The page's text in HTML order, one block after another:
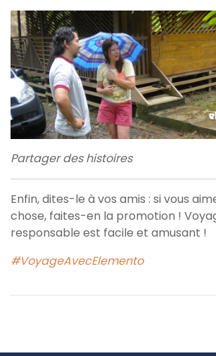
Partager des histoires
Enfin, dites-le à vos amis : si vous
chose, faites-en la promotion !
responsable est facile et amusant !
#VoyageAvecElemento